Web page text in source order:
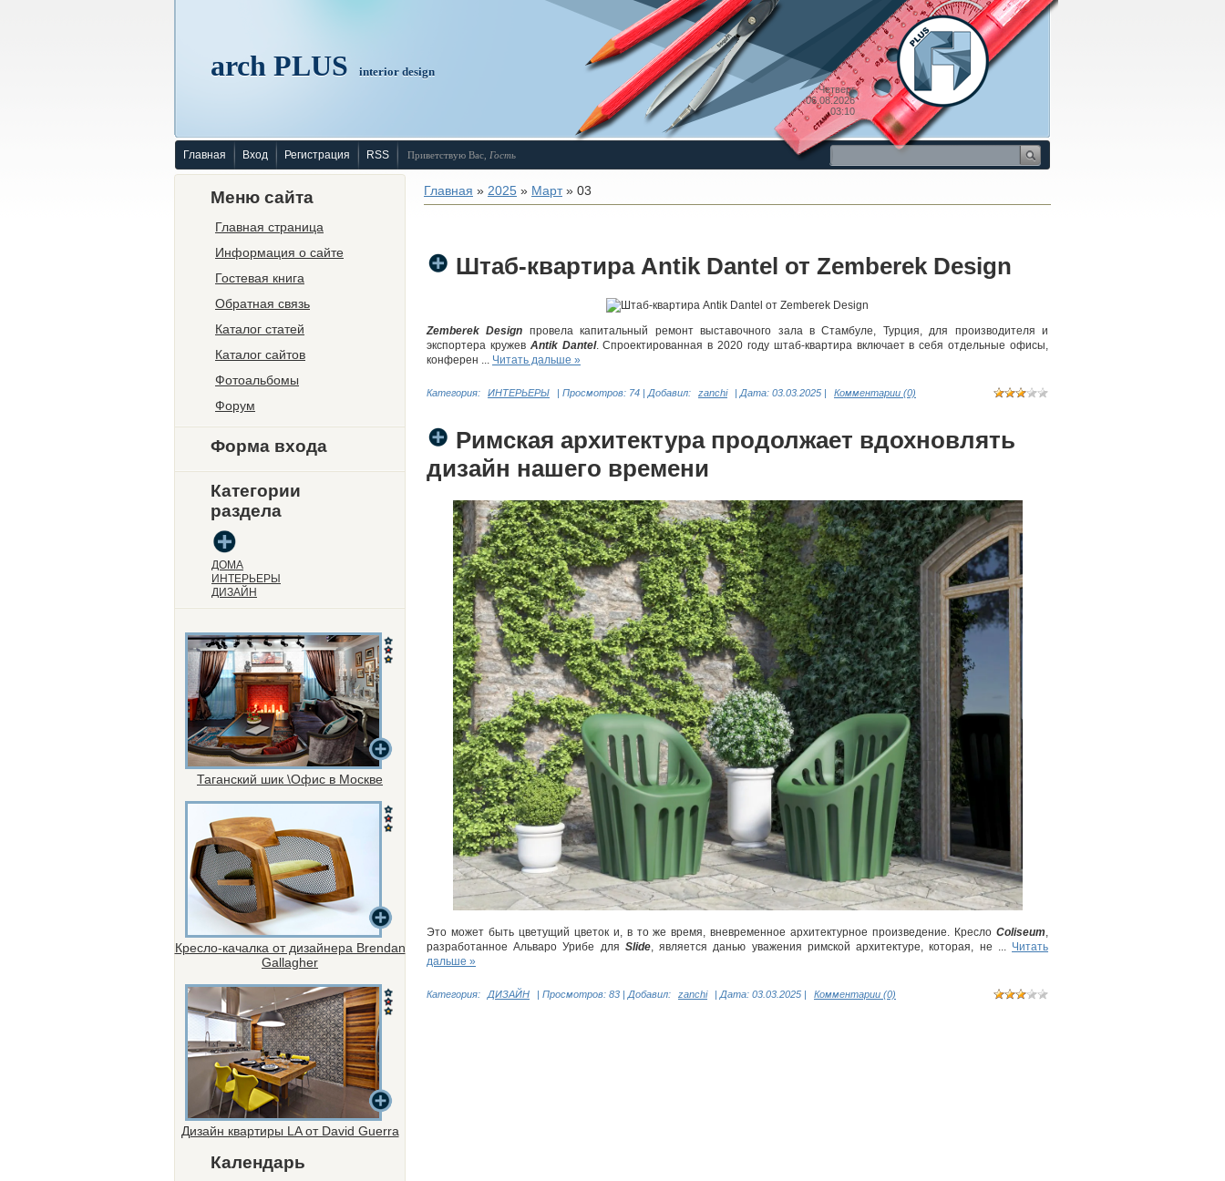
Четверг
06.08.2026
03:10
arch PLUS interior design
Главная Вход Регистрация RSS Приветствую Вас Гость
Меню сайта
Главная страница
Информация о сайте
Гостевая книга
Обратная связь
Каталог статей
Каталог сайтов
Фотоальбомы
Форум
Форма входа
Категории
раздела
ДОМА
ИНТЕРЬЕРЫ
ДИЗАЙН
Таганский шик \Офис в Москве
Кресло-качалка от дизайнера Brendan
Gallagher
Дизайн квартиры LA от David Guerra
Календарь
Главная » 2025 » Март » 03
Штаб-квартира Antik Dantel от Zemberek Design
Zemberek Design провела капитальный ремонт выставочного зала в Стамбуле, Турция, для производителя и
экспортера кружев Antik Dantel. Спроектированная в 2020 году штаб-квартира включает в себя отдельные офисы,
конферен ... Читать дальше »
Категория: ИНТЕРЬЕРЫ | Просмотров: 74 | Добавил: zanchi | Дата: 03.03.2025 | Комментарии (0)
Римская архитектура продолжает вдохновлять
дизайн нашего времени
Это может быть цветущий цветок и, в то же время, вневременное архитектурное произведение. Кресло Coliseum,
разработанное Альваро Урибе для Slide, является данью уважения римской архитектуре, которая, не ... Читать
дальше »
Категория: ДИЗАЙН | Просмотров: 83 | Добавил: zanchi | Дата: 03.03.2025 | Комментарии (0)